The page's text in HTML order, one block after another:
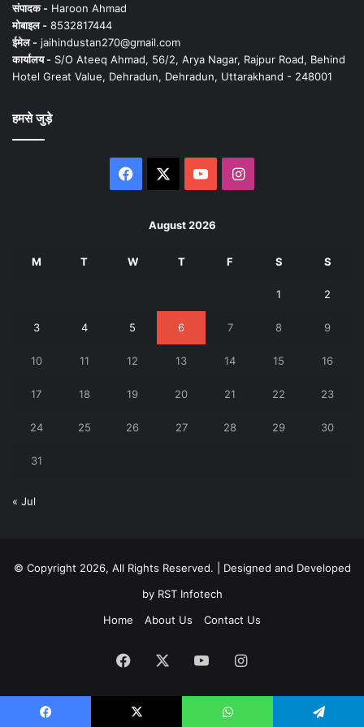
संपादक - Haroon Ahmad
मोबाइल - 8532817444
ईमेल - jaihindustan270@gmail.com
कार्यालय - S/O Ateeq Ahmad, 56/2, Arya Nagar, Rajpur Road, Behind
Hotel Great Value, Dehradun, Dehradun, Uttarakhand - 248001
हमसे जुड़े
Facebook YouTubeInstagram
August 2026
M T W T F S S
1 2
3 4 5 6 7 8 9
10 11 12 13 14 15 16
17 18 19 20 21 22 23
24 25 26 27 28 29 30
31
« Jul
© Copyright 2026, All Rights Reserved. | Designed and Developed
byRST Infotech
Home
About Us Contact Us
Facebook YouTubeInstagram